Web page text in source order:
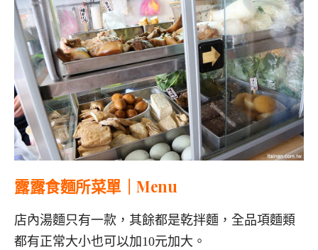
露露食麵所菜單｜Menu
店內湯麵只有一款，其餘都是乾拌麵，全品項麵類
都有正常大小也可以加10元加大。